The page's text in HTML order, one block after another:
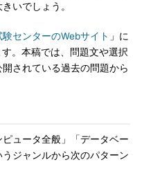
いでしょう。
センターのWebサイト 」に
。本稿では、問題文や選択
されている過去の問題から
ュータ全般」「データベー
ジャンルから次のパターン